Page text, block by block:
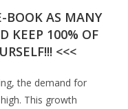
BOOK AS MANY
KEEP 100% OF
<<<
the demand for
This growth